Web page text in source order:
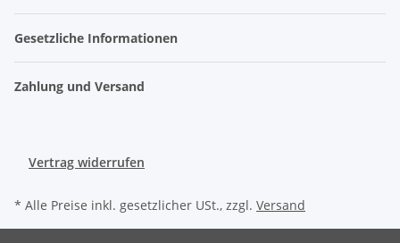
Gesetzliche Informationen
Zahlung und Versand
Vertrag widerrufen
* Alle Preise inkl. gesetzlicher USt., zzgl. Versand